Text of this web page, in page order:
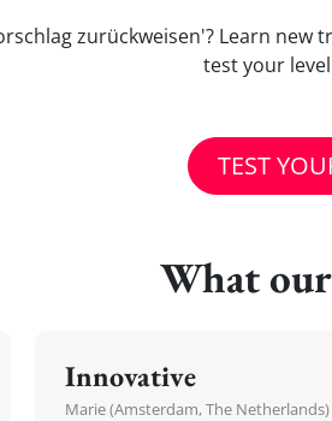
zurückweisen'? Learn
test your
TEST
What our
Innovative
Marie (Amsterdam, The Netherlands)